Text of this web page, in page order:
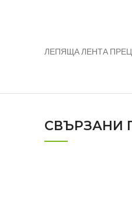
ЛЕПЯЩА ЛЕНТА
СВЪРЗАНИ